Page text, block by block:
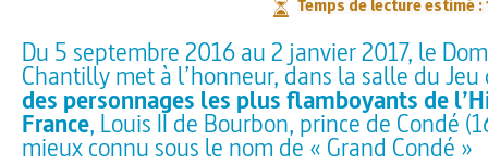
Temps de lecture estimé :
Du 5 septembre 2016 au 2 janvier 2017, le
Chantilly met à l’honneur, dans la salle du
des personnages les plus flamboyants de
France, Louis II de Bourbon, prince de Condé
mieux connu sous le nom de « Grand Condé »